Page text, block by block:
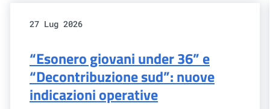
27 Lug 2026
“Esonero giovani under 36” e
“Decontribuzione sud”: nuove
indicazioni operative